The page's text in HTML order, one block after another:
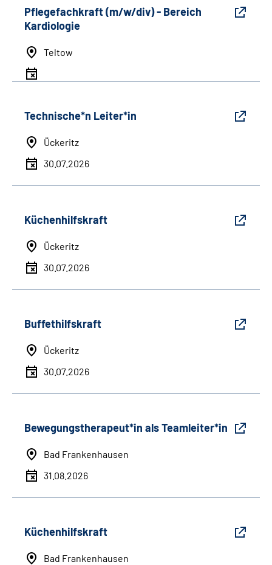
Pflegefachkraft (m/w/div) - Bereich
Kardiologie
Teltow
Technische*n Leiter*in
Ückeritz
30.07.2026
Küchenhilfskraft
Ückeritz
30.07.2026
Buffethilfskraft
Ückeritz
30.07.2026
Bewegungstherapeut*in als Teamleiter*in
Bad Frankenhausen
31.08.2026
Küchenhilfskraft
Bad Frankenhausen